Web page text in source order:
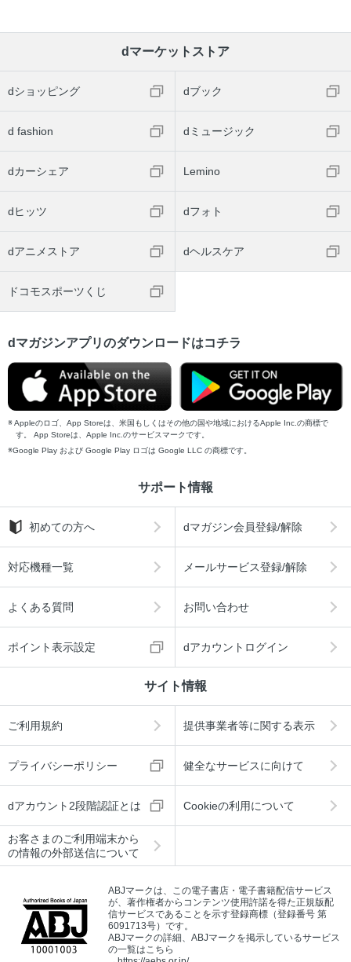
dマーケットストア
dショッピング dブック
d fashion dミュージック
dカーシェア Lemino
dヒッツ dフォト
dアニメストア dヘルスケア
ドコモスポーツくじ
dマガジンアプリのダウンロードはコチラ
Appleのロゴ、App Storeは、米国もしくはその他の国や地域におけるApple Inc.の商標で
す。 App Storeは、Apple Inc.のサービスマークです。
Google Play および Google Play ロゴは Google LLC の商標です。
サポート情報
初めての方へ dマガジン会員登録/解除
対応機種一覧 メールサービス登録/解除
よくある質問 お問い合わせ
ポイント表示設定 dアカウントログイン
サイト情報
ご利用規約 提供事業者等に関する表示
プライバシーポリシー 健全なサービスに向けて
dアカウント2段階認証とは Cookieの利用について
お客さまのご利用端末から
の情報の外部送信について
ABJマークは、この電子書店・電子書籍配信サービス
が、著作権者からコンテンツ使用許諾を得た正規版配
信サービスであることを示す登録商標（登録番号 第
6091713号）です。
ABJマークの詳細、ABJマークを掲示しているサービス
の一覧はこちら